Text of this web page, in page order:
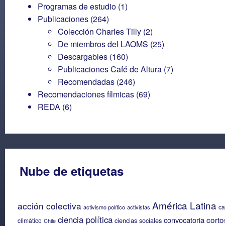
Programas de estudio (1)
Publicaciones (264)
Colección Charles Tilly (2)
De miembros del LAOMS (25)
Descargables (160)
Publicaciones Café de Altura (7)
Recomendadas (246)
Recomendaciones fílmicas (69)
REDA (6)
Nube de etiquetas
acción colectiva activismo político activistas América Latina
climático Chile ciencia política ciencias sociales convocatoria